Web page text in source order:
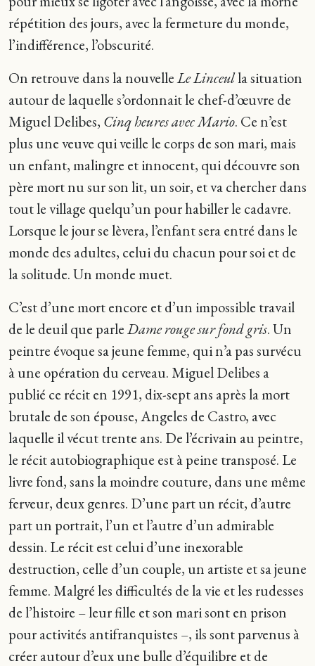
répétition des jours, avec la fermeture du monde,
l’indifférence, l’obscurité.
On retrouve dans la nouvelleLe Linceulla situation
autour de laquelle s’ordonnait le chef-d’œuvre de
Miguel Delibes, Cinq heures avec Mario. Ce n’est
plus une veuve qui veille le corps de son mari, mais
un enfant, malingre et innocent, qui découvre son
père mort nu sur son lit, un soir, et va chercher dans
tout le village quelqu’un pour habiller le cadavre.
Lorsque le jour se lèvera, l’enfant sera entré dans le
monde des adultes, celui du chacun pour soi et de
la solitude. Un monde muet.
C’est d’une mort encore et d’un impossible travail
de le deuil que parleDame rouge sur fond gris. Un
peintre évoque sa jeune femme, qui n’a pas survécu
à une opération du cerveau. Miguel Delibes a
publié ce récit en 1991, dix-sept ans après la mort
brutale de son épouse, Angeles de Castro, avec
laquelle il vécut trente ans. De l’écrivain au peintre,
le récit autobiographique est à peine transposé. Le
livre fond, sans la moindre couture, dans une même
ferveur, deux genres. D’une part un récit, d’autre
part un portrait, l’un et l’autre d’un admirable
dessin. Le récit est celui d’une inexorable
destruction, celle d’un couple, un artiste et sa jeune
femme. Malgré les difficultés de la vie et les rudesses
de l’histoire – leur fille et son mari sont en prison
pour activités antifranquistes –, ils sont parvenus à
créer autour d’eux une bulle d’équilibre et de